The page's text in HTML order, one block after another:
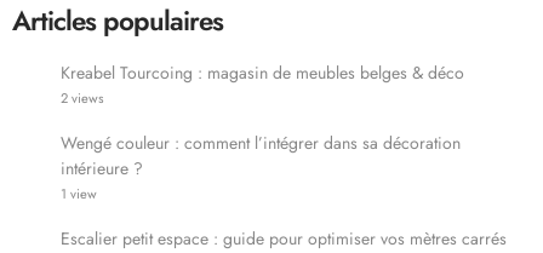
Articles populaires
Kreabel Tourcoing : magasin de meubles belges & déco
2 views
Wengé couleur : comment l’intégrer dans sa décoration
intérieure ?
1 view
Escalier petit espace : guide pour optimiser vos mètres carrés